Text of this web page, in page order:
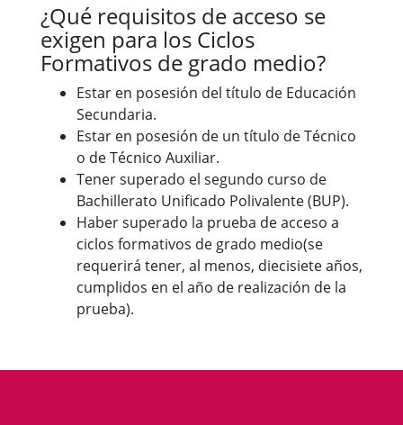
¿Qué requisitos de acceso se
exigen para los Ciclos
Formativos de grado medio?
Estar en posesión del título de Educación
Secundaria.
Estar en posesión de un título de Técnico
o de Técnico Auxiliar.
Tener superado el segundo curso de
Bachillerato Unificado Polivalente (BUP).
Haber superado la prueba de acceso a
ciclos formativos de grado medio(se
requerirá tener, al menos, diecisiete años,
cumplidos en el año de realización de la
prueba).